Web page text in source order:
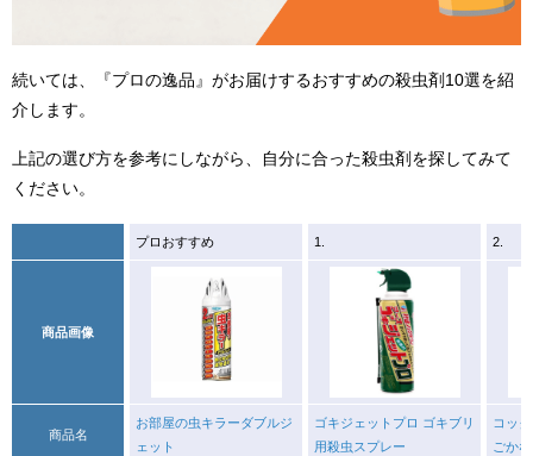
続いては、『プロの逸品』がお届けするおすすめの殺虫剤10選を紹
介します。
上記の選び方を参考にしながら、自分に合った殺虫剤を探してみて
ください。
プロおすすめ 1. 2.
商品画像
商品名
お部屋の虫キラーダブルジ
ェット
ゴキジェットプロ ゴキブリ
用殺虫スプレー
コッ
ごか